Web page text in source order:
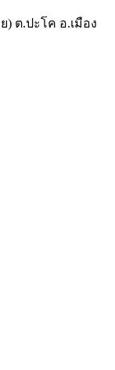
) ต.ปะโค อ.เมือง